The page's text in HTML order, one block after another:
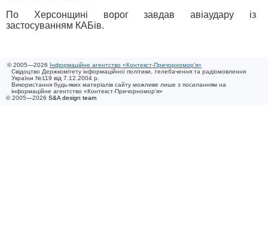
По Херсонщині ворог завдав авіаудару із
застосуванням КАБів.
© 2005—2026 Інформаційне агентство «Контекст-Причорномор'я»
Свідоцтво Держкомітету інформаційної політики, телебачення та радіомовлення
України №119 від 7.12.2004 р.
Використання будь-яких матеріалів сайту можливе лише з посиланням на
інформаційне агентство «Контекст-Причорномор'я»
© 2005—2026 S&A design team